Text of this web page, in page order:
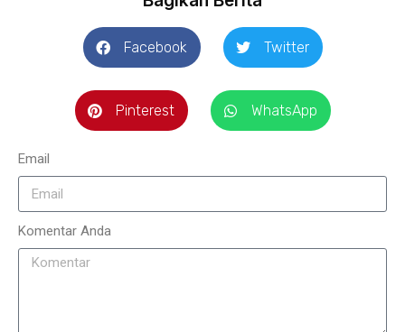
Facebook Twitter
Pinterest WhatsApp
Email
Komentar Anda